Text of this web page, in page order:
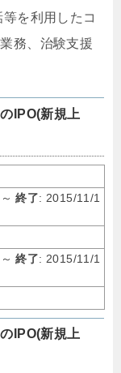
等を利用したコ
務、治験支援
IPO(新規上
～終了: 2015/11/1
～終了: 2015/11/1
IPO(新規上